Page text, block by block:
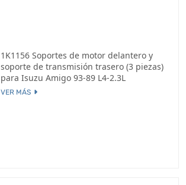
1K1156 Soportes de motor delantero y
soporte de transmisión trasero (3 piezas)
para Isuzu Amigo 93-89 L4-2.3L
VER MÁS